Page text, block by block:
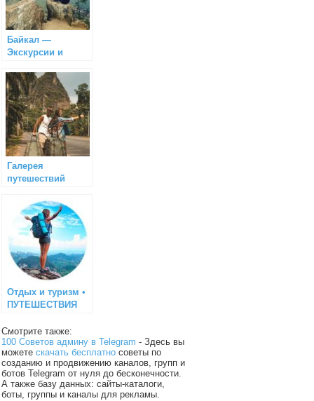
Байкал —
Экскурсии и
Галерея
путешествий
Отдых и туризм •
ПУТЕШЕСТВИЯ
Смотрите также:
100 Советов админу в Telegram - Здесь вы
можетескачать бесплатно советы по
созданию и продвижению каналов, групп и
ботов Telegram от нуля до бесконечности.
А также базу данных: сайты-каталоги,
боты, группы и каналы для рекламы.